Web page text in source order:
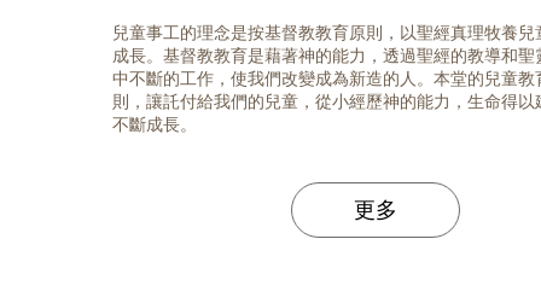
兒童事工的理念是按基督教教育原則，以聖經真理牧養
成長。基督教教育是藉著神的能力，透過聖經的教導和聖
中不斷的工作，使我們改變成為新造的人。本堂的兒童教
則，讓託付給我們的兒童，從小經歷神的能力，生命得以
不斷成長。
更多